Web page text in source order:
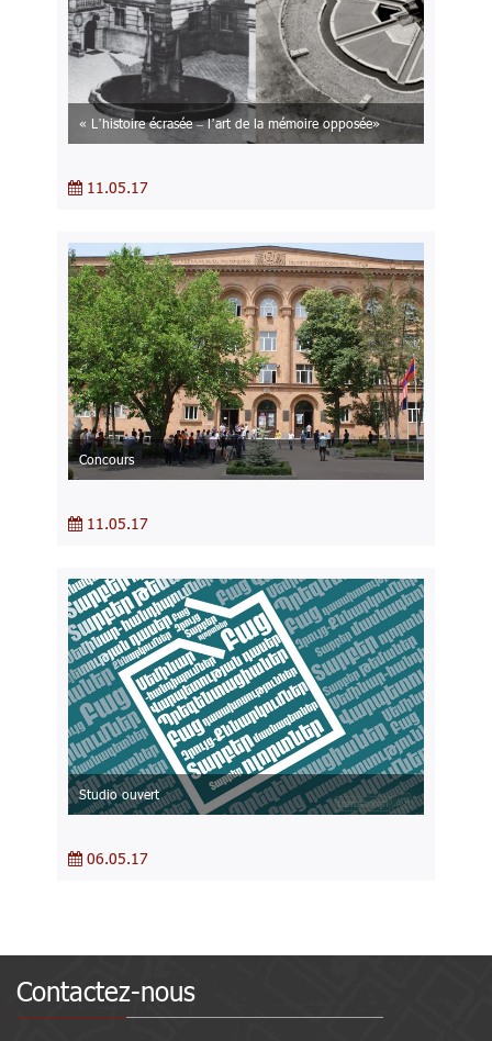
« L’histoire écrasée – l’art de la mémoire opposée»
11.05.17
Concours
11.05.17
Studio ouvert
06.05.17
Contactez-nous